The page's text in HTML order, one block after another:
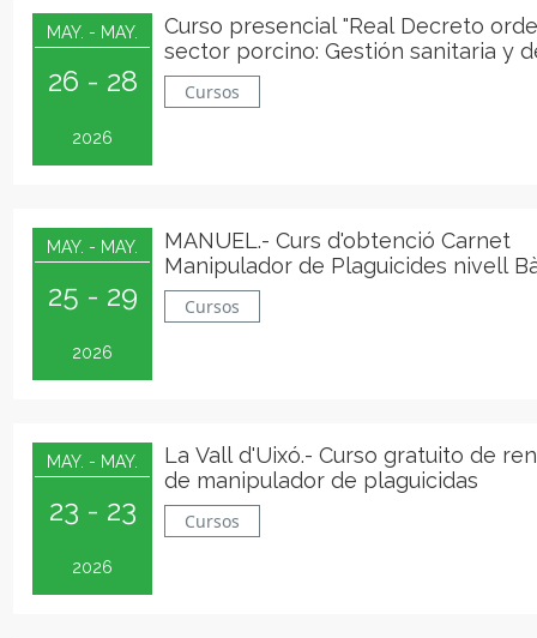
MAY. - MAY.
26 - 28
2026
Curso presencial "Real Decreto
sector porcino: Gestión sanitaria y
producción" en Alpuente
Cursos
MAY. - MAY.
25 - 29
2026
MANUEL.- Curs d'obtenció Carnet
Manipulador de Plaguicides nivell
Cursos
MAY. - MAY.
23 - 23
2026
La Vall d'Uixó.- Curso gratuito de
de manipulador de plaguicidas
Cursos